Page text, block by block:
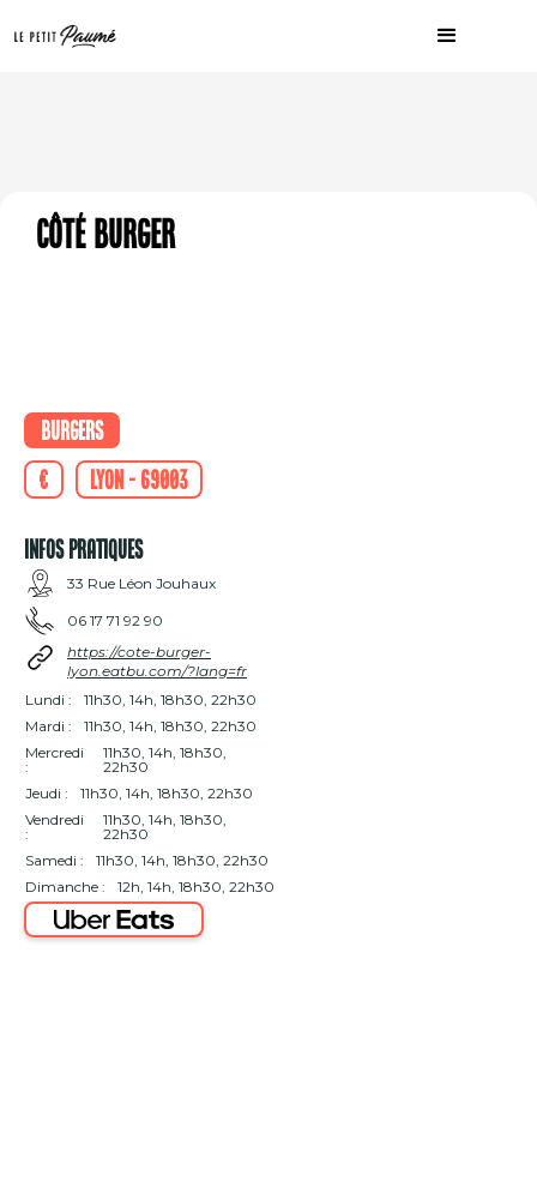
Côté Burger
Burgers
€
Lyon - 69003
INFOS PRATIQUES
33 Rue Léon Jouhaux
06 17 71 92 90
https://cote-burger-
lyon.eatbu.com/?lang=fr
Lundi :
11h30, 14h, 18h30, 22h30
Mardi :
11h30, 14h, 18h30, 22h30
Mercredi
:
11h30, 14h, 18h30,
22h30
Jeudi :
11h30, 14h, 18h30, 22h30
Vendredi
:
11h30, 14h, 18h30,
22h30
Samedi :
11h30, 14h, 18h30, 22h30
Dimanche :
12h, 14h, 18h30, 22h30